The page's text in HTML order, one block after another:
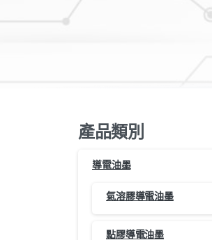
產品類別
導電油墨
氣溶膠導電油墨
點膠導電油墨